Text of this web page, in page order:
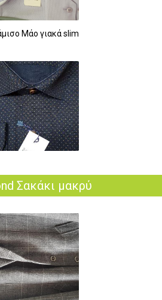
Μάο γιακά slim
Σακάκι μακρύ